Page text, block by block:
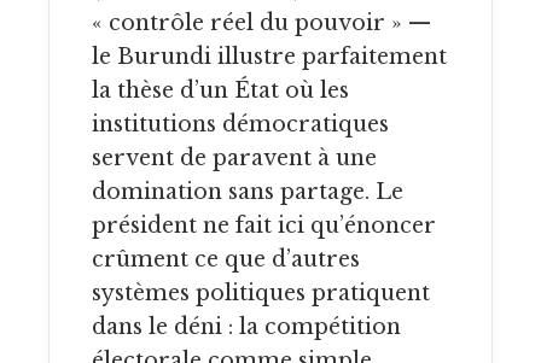
« contrôle réel du pouvoir » —
le Burundi illustre parfaitement
la thèse d’un État où les
institutions démocratiques
servent de paravent à une
domination sans partage. Le
président ne fait ici qu’énoncer
crûment ce que d’autres
systèmes politiques pratiquent
dans le déni : la compétition